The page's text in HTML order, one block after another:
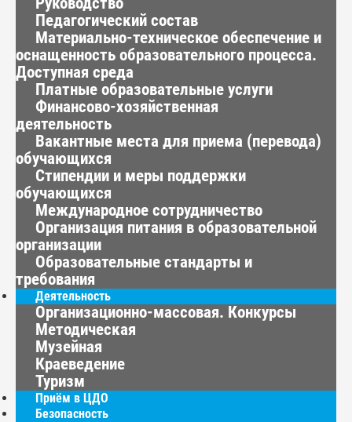
Педагогический состав
Материально-техническое обеспечение и
оснащенность образовательного процесса.
Доступная среда
Платные образовательные услуги
Финансово-хозяйственная
деятельность
Вакантные места для приема (перевода)
обучающихся
Стипендии и меры поддержки
обучающихся
Международное сотрудничество
Организация питания в образовательной
организации
Образовательные стандарты и
требования
Деятельность
Организационно-массовая. Конкурсы
Методическая
Музейная
Краеведение
Туризм
Приём в ЦДО
Безопасность